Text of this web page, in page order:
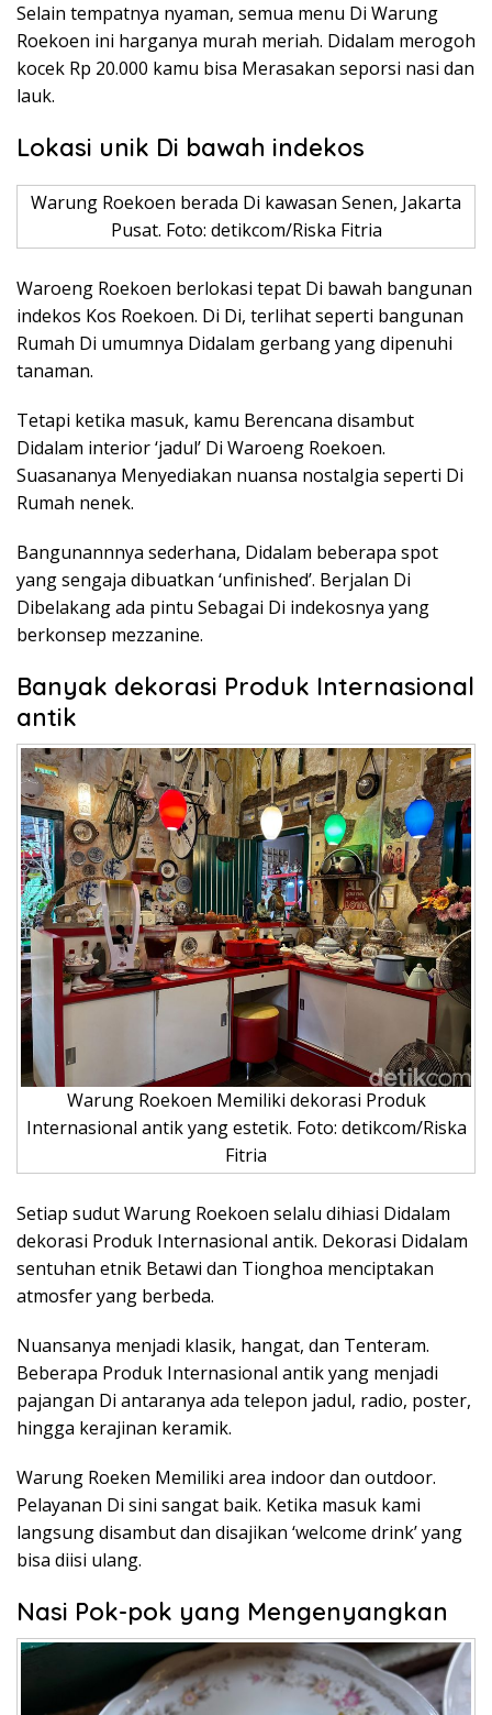
Selain tempatnya nyaman, semua menu Di Warung
Roekoen ini harganya murah meriah. Didalam merogoh
kocek Rp 20.000 kamu bisa Merasakan seporsi nasi dan
lauk.
Lokasi unik Di bawah indekos
Warung Roekoen berada Di kawasan Senen, Jakarta
Pusat. Foto: detikcom/Riska Fitria
Waroeng Roekoen berlokasi tepat Di bawah bangunan
indekos Kos Roekoen. Di Di, terlihat seperti bangunan
Rumah Di umumnya Didalam gerbang yang dipenuhi
tanaman.
Tetapi ketika masuk, kamu Berencana disambut
Didalam interior ‘jadul’ Di Waroeng Roekoen.
Suasananya Menyediakan nuansa nostalgia seperti Di
Rumah nenek.
Bangunannnya sederhana, Didalam beberapa spot
yang sengaja dibuatkan ‘unfinished’. Berjalan Di
Dibelakang ada pintu Sebagai Di indekosnya yang
berkonsep mezzanine.
Banyak dekorasi Produk Internasional
antik
Warung Roekoen Memiliki dekorasi Produk
Internasional antik yang estetik. Foto: detikcom/Riska
Fitria
Setiap sudut Warung Roekoen selalu dihiasi Didalam
dekorasi Produk Internasional antik. Dekorasi Didalam
sentuhan etnik Betawi dan Tionghoa menciptakan
atmosfer yang berbeda.
Nuansanya menjadi klasik, hangat, dan Tenteram.
Beberapa Produk Internasional antik yang menjadi
pajangan Di antaranya ada telepon jadul, radio, poster,
hingga kerajinan keramik.
Warung Roeken Memiliki area indoor dan outdoor.
Pelayanan Di sini sangat baik. Ketika masuk kami
langsung disambut dan disajikan ‘welcome drink’ yang
bisa diisi ulang.
Nasi Pok-pok yang Mengenyangkan